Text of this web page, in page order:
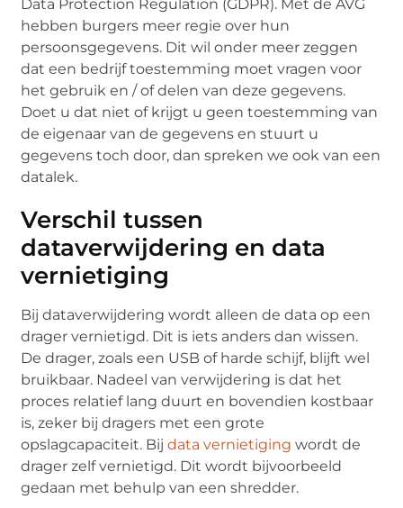
Data Protection Regulation (GDPR). Met de AVG
hebben burgers meer regie over hun
persoonsgegevens. Dit wil onder meer zeggen
dat een bedrijf toestemming moet vragen voor
het gebruik en / of delen van deze gegevens.
Doet u dat niet of krijgt u geen toestemming van
de eigenaar van de gegevens en stuurt u
gegevens toch door, dan spreken we ook van een
datalek.
Verschil tussen
dataverwijdering en data
vernietiging
Bij dataverwijdering wordt alleen de data op een
drager vernietigd. Dit is iets anders dan wissen.
De drager, zoals een USB of harde schijf, blijft wel
bruikbaar. Nadeel van verwijdering is dat het
proces relatief lang duurt en bovendien kostbaar
is, zeker bij dragers met een grote
opslagcapaciteit. Bijdata vernietiging wordt de
drager zelf vernietigd. Dit wordt bijvoorbeeld
gedaan met behulp van een shredder.